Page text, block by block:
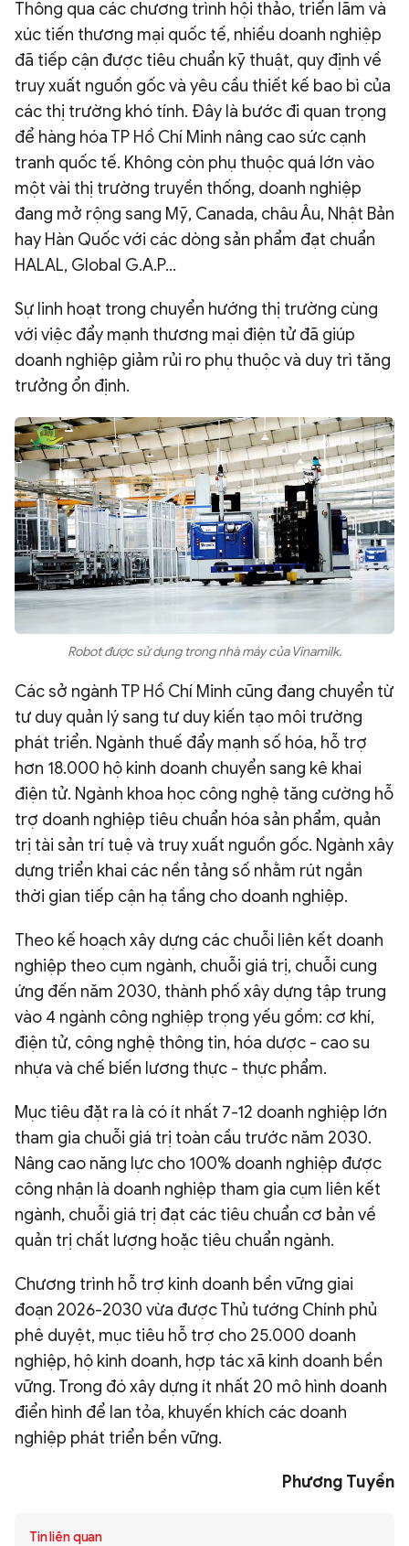
Thông qua các chương trình hội thảo, triển lãm và
xúc tiến thương mại quốc tế, nhiều doanh nghiệp
đã tiếp cận được tiêu chuẩn kỹ thuật, quy định về
truy xuất nguồn gốc và yêu cầu thiết kế bao bì của
các thị trường khó tính. Đây là bước đi quan trọng
để hàng hóa TP Hồ Chí Minh nâng cao sức cạnh
tranh quốc tế. Không còn phụ thuộc quá lớn vào
một vài thị trường truyền thống, doanh nghiệp
đang mở rộng sang Mỹ, Canada, châu Âu, Nhật Bản
hay Hàn Quốc với các dòng sản phẩm đạt chuẩn
HALAL, Global G.A.P…
Sự linh hoạt trong chuyển hướng thị trường cùng
với việc đẩy mạnh thương mại điện tử đã giúp
doanh nghiệp giảm rủi ro phụ thuộc và duy trì tăng
trưởng ổn định.
Robot được sử dụng trong nhà máy của Vinamilk.
Các sở ngành TP Hồ Chí Minh cũng đang chuyển từ
tư duy quản lý sang tư duy kiến tạo môi trường
phát triển. Ngành thuế đẩy mạnh số hóa, hỗ trợ
hơn 18.000 hộ kinh doanh chuyển sang kê khai
điện tử. Ngành khoa học công nghệ tăng cường hỗ
trợ doanh nghiệp tiêu chuẩn hóa sản phẩm, quản
trị tài sản trí tuệ và truy xuất nguồn gốc. Ngành xây
dựng triển khai các nền tảng số nhằm rút ngắn
thời gian tiếp cận hạ tầng cho doanh nghiệp.
Theo kế hoạch xây dựng các chuỗi liên kết doanh
nghiệp theo cụm ngành, chuỗi giá trị, chuỗi cung
ứng đến năm 2030, thành phố xây dựng tập trung
vào 4 ngành công nghiệp trọng yếu gồm: cơ khí,
điện tử, công nghệ thông tin, hóa dược - cao su
nhựa và chế biến lương thực - thực phẩm.
Mục tiêu đặt ra là có ít nhất 7-12 doanh nghiệp lớn
tham gia chuỗi giá trị toàn cầu trước năm 2030.
Nâng cao năng lực cho 100% doanh nghiệp được
công nhận là doanh nghiệp tham gia cụm liên kết
ngành, chuỗi giá trị đạt các tiêu chuẩn cơ bản về
quản trị chất lượng hoặc tiêu chuẩn ngành.
Chương trình hỗ trợ kinh doanh bền vững giai
đoạn 2026-2030 vừa được Thủ tướng Chính phủ
phê duyệt, mục tiêu hỗ trợ cho 25.000 doanh
nghiệp, hộ kinh doanh, hợp tác xã kinh doanh bền
vững. Trong đó xây dựng ít nhất 20 mô hình doanh
điển hình để lan tỏa, khuyến khích các doanh
nghiệp phát triển bền vững.
Phương Tuyền
Tin liên quan